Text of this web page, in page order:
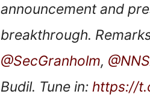
announcement and
breakthrough.
@SecGranholm,
Budil. Tune in: https://